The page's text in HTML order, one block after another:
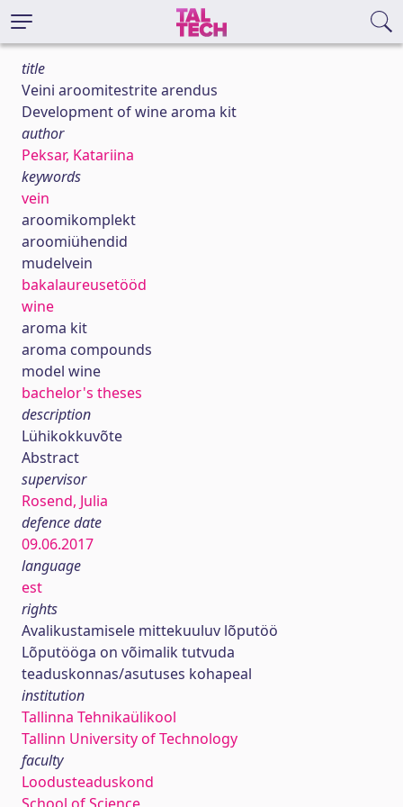
title
Veini aroomitestrite arendus
Development of wine aroma kit
author
Peksar, Katariina
keywords
vein
aroomikomplekt
aroomiühendid
mudelvein
bakalaureusetööd
wine
aroma kit
aroma compounds
model wine
bachelor's theses
description
Lühikokkuvõte
Abstract
supervisor
Rosend, Julia
defence date
09.06.2017
language
est
rights
Avalikustamisele mittekuuluv lõputöö
Lõputööga on võimalik tutvuda
teaduskonnas/asutuses kohapeal
institution
Tallinna Tehnikaülikool
Tallinn University of Technology
faculty
Loodusteaduskond